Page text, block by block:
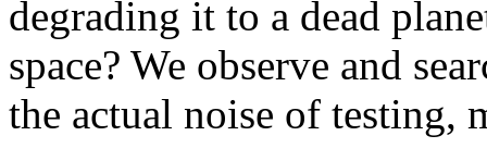
degrading it to a dead
space? We observe and
the actual noise of testing,